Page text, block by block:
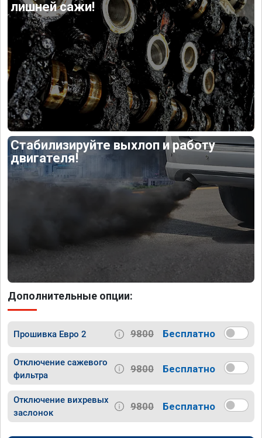
лишней сажи!
Стабилизируйте выхлоп и работу
двигателя!
Дополнительные опции:
Прошивка Евро 2 9800 Бесплатно
Отключение сажевого
фильтра
9800 Бесплатно
Отключение вихревых
заслонок
9800 Бесплатно